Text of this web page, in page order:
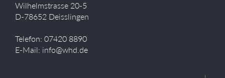
Wilhelmstrasse 20-5
D-78652 Deisslingen
Telefon: 07420 8890
E-Mail: info@whd.de